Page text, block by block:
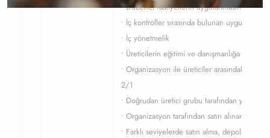
• Düzeltici faaliyetlerin uygulanmasının takip
• İç kontroller sırasında bulunan
• İç yönetmelik
• Üreticilerin eğitimi ve danışmanlığa dair
• Organizasyon ile üreticiler arasındaki
2/1
• Doğrudan üretici grubu tarafından
• Organizasyon tarafından satın alınan
• Farklı seviyelerde satın alma, depolama,